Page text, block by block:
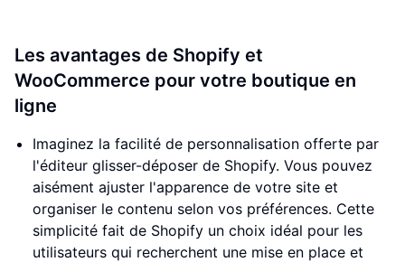
Les avantages de Shopify et
WooCommerce pour votre boutique en
ligne
Imaginez la facilité de personnalisation offerte par
l'éditeur glisser-déposer de Shopify. Vous pouvez
aisément ajuster l'apparence de votre site et
organiser le contenu selon vos préférences. Cette
simplicité fait de Shopify un choix idéal pour les
utilisateurs qui recherchent une mise en place et